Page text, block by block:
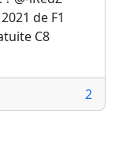
de F1
C8
2